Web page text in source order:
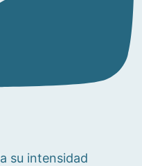
su intensidad